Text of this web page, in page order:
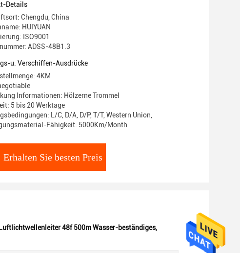
Details
Chengdu, China
HUIYUAN
ISO9001
ADSS-48B1.3
u. Verschiffen-Ausdrücke
4KM
Informationen: Hölzerne Trommel
5 bis 20 Werktage
L/C, D/A, D/P, T/T, Western Union,
Fähigkeit: 5000Km/Month
Erhalten Sie besten Preis
48f 500m Wasser-beständiges,